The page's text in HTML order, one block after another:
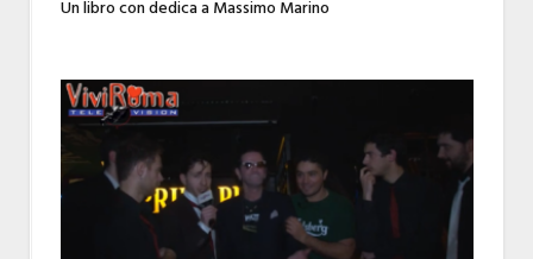
Un libro con dedica a Massimo Marino